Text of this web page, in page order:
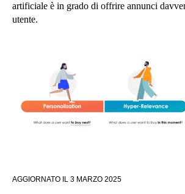
artificiale è in grado di offrire annunci
utente.
AGGIORNATO IL 3 MARZO 2025